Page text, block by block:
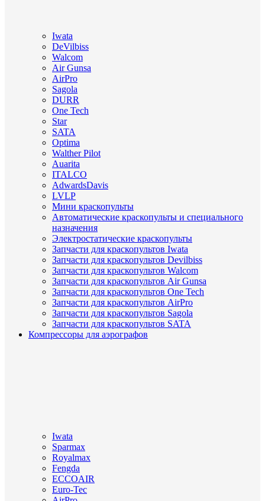
Iwata
DeVilbiss
Walcom
Air Gunsa
AirPro
Sagola
DURR
One Tech
Star
SATA
Optima
Walther Pilot
Auarita
ITALCO
AdwardsDavis
LVLP
Мини краскопульты
Автоматические краскопульты и специального
назначения
Электростатические краскопульты
Запчасти для краскопультов Iwata
Запчасти для краскопультов Devilbiss
Запчасти для краскопультов Walcom
Запчасти для краскопультов Air Gunsa
Запчасти для краскопультов One Tech
Запчасти для краскопультов AirPro
Запчасти для краскопультов Sagola
Запчасти для краскопультов SATA
Компрессоры для аэрографов
Iwata
Sparmax
Royalmax
Fengda
ECCOAIR
Euro-Tec